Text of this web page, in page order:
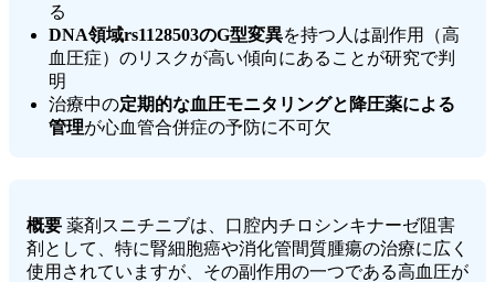
る
DNA領域rs1128503のG型変異を持つ人は副作用（高
血圧症）のリスクが高い傾向にあることが研究で判
明
治療中の定期的な血圧モニタリングと降圧薬による
管理が心血管合併症の予防に不可欠
概要 薬剤スニチニブは、口腔内チロシンキナーゼ阻害
剤として、特に腎細胞癌や消化管間質腫瘍の治療に広く
使用されていますが、その副作用の一つである高血圧が